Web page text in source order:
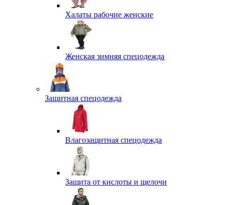
Халаты рабочие женские
Женская зимняя спецодежда
Защитная спецодежда
Влагозащитная спецодежда
Защита от кислоты и щелочи